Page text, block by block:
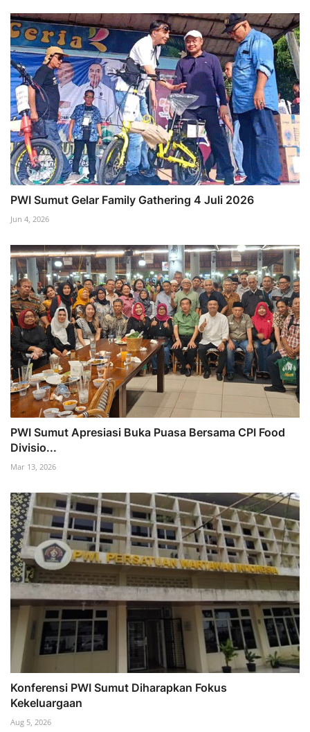
PWI Sumut Gelar Family Gathering 4 Juli 2026
Jun 4, 2026
PWI Sumut Apresiasi Buka Puasa Bersama CPI Food
Divisio...
Mar 13, 2026
Konferensi PWI Sumut Diharapkan Fokus
Kekeluargaan
Aug 5, 2026